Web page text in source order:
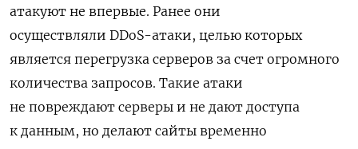
атакуют не впервые. Ранее они
осуществляли DDoS-атаки, целью которых
является перегрузка серверов за счет огромного
количества запросов. Такие атаки
не повреждают серверы и не дают доступа
к данным, но делают сайты временно